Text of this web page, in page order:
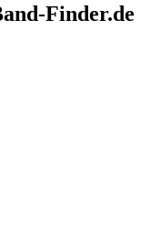
Finder.de